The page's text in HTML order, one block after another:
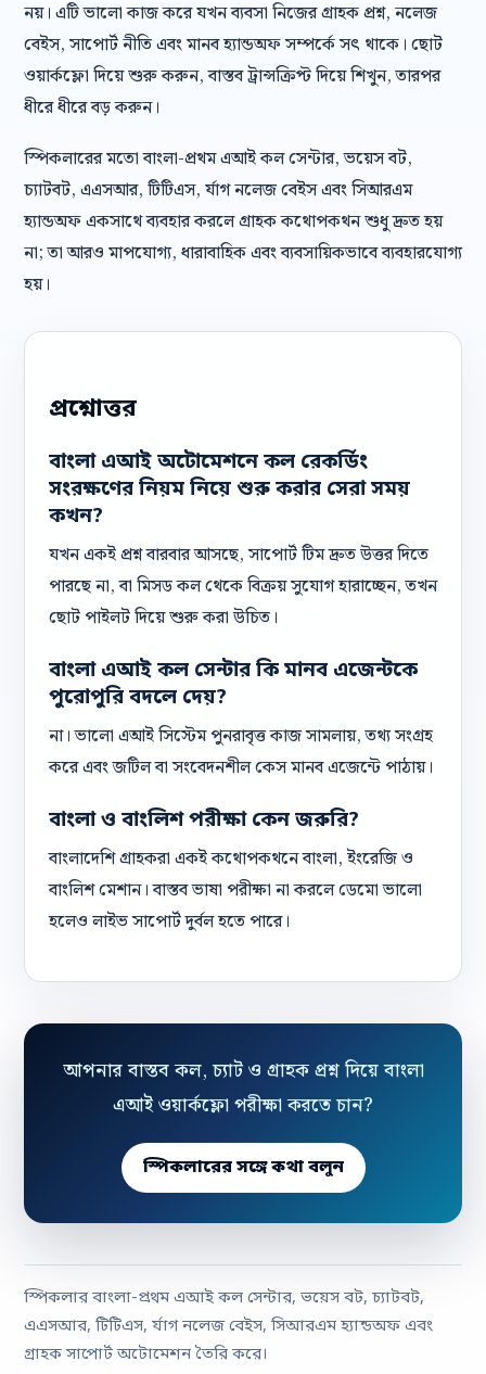
নয়। এটি ভালো কাজ করে যখন ব্যবসা নিজের গ্রাহক প্রশ্ন, নলেজ
বেইস, সাপোর্ট নীতি এবং মানব হ্যান্ডঅফ সম্পর্কে সৎ থাকে। ছোট
ওয়ার্কফ্লো দিয়ে শুরু করুন, বাস্তব ট্রান্সক্রিপ্ট দিয়ে শিখুন, তারপর
ধীরে ধীরে বড় করুন।
স্পিকলারের মতো বাংলা-প্রথম এআই কল সেন্টার, ভয়েস বট,
চ্যাটবট, এএসআর, টিটিএস, র্যাগ নলেজ বেইস এবং সিআরএম
হ্যান্ডঅফ একসাথে ব্যবহার করলে গ্রাহক কথোপকথন শুধু দ্রুত হয়
না; তা আরও মাপযোগ্য, ধারাবাহিক এবং ব্যবসায়িকভাবে ব্যবহারযোগ্য
হয়।
প্রশ্নোত্তর
বাংলা এআই অটোমেশনে কল রেকর্ডিং
সংরক্ষণের নিয়ম নিয়ে শুরু করার সেরা সময়
কখন?
যখন একই প্রশ্ন বারবার আসছে, সাপোর্ট টিম দ্রুত উত্তর দিতে
পারছে না, বা মিসড কল থেকে বিক্রয় সুযোগ হারাচ্ছেন, তখন
ছোট পাইলট দিয়ে শুরু করা উচিত।
বাংলা এআই কল সেন্টার কি মানব এজেন্টকে
পুরোপুরি বদলে দেয়?
না। ভালো এআই সিস্টেম পুনরাবৃত্ত কাজ সামলায়, তথ্য সংগ্রহ
করে এবং জটিল বা সংবেদনশীল কেস মানব এজেন্টে পাঠায়।
বাংলা ও বাংলিশ পরীক্ষা কেন জরুরি?
বাংলাদেশি গ্রাহকরা একই কথোপকথনে বাংলা, ইংরেজি ও
বাংলিশ মেশান। বাস্তব ভাষা পরীক্ষা না করলে ডেমো ভালো
হলেও লাইভ সাপোর্ট দুর্বল হতে পারে।
আপনার বাস্তব কল, চ্যাট ও গ্রাহক প্রশ্ন দিয়ে বাংলা
এআই ওয়ার্কফ্লো পরীক্ষা করতে চান?
স্পিকলারের সঙ্গে কথা বলুন
স্পিকলার বাংলা-প্রথম এআই কল সেন্টার, ভয়েস বট, চ্যাটবট,
এএসআর, টিটিএস, র্যাগ নলেজ বেইস, সিআরএম হ্যান্ডঅফ এবং
গ্রাহক সাপোর্ট অটোমেশন তৈরি করে।